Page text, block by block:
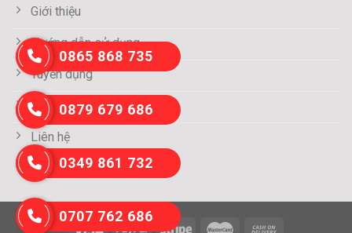
Giới thiệu
Hướng dẫn sử dụng
Tuyển dụng
Thông tin thanh toán
Liên hệ
0865 868 735
0879 679 686
0349 861 732
0707 762 686